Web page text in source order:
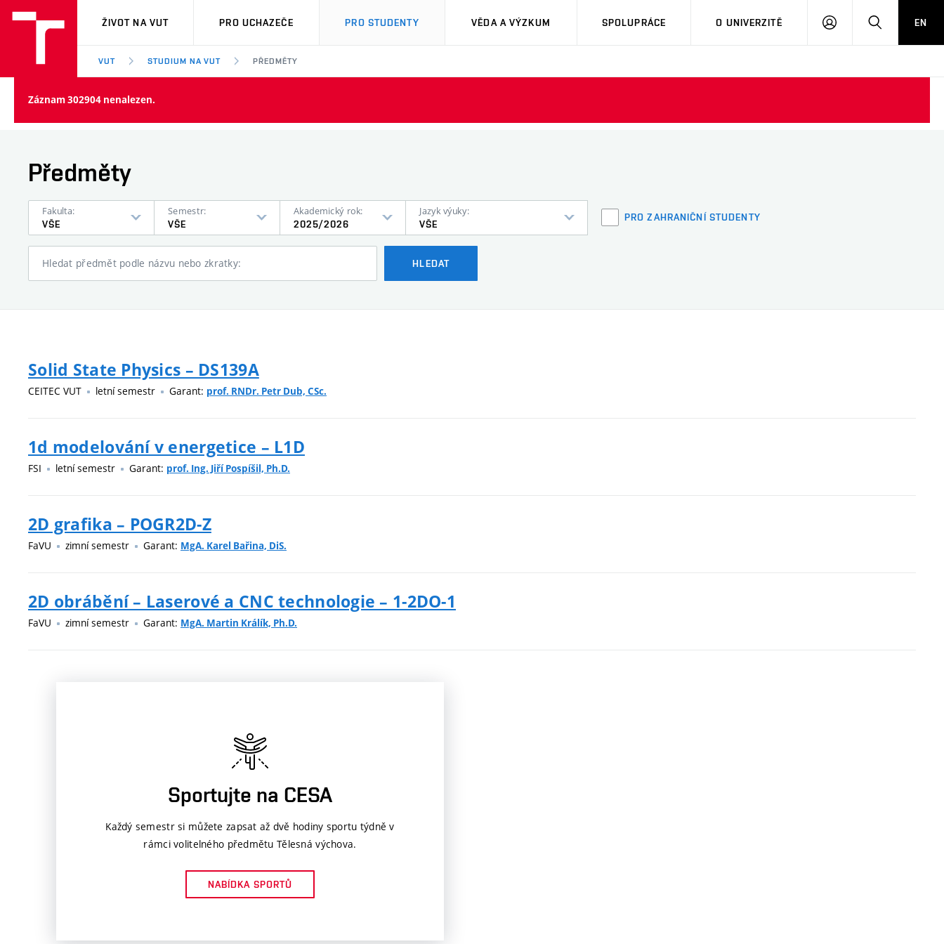
VUT
ŽIVOT NA VUT PRO UCHAZEČE PRO STUDENTY VĚDA A VÝZKUM SPOLUPRÁCE O UNIVERZITĚ
PŘIHLÁSIT HLEDATEN
VUT STUDIUM NA VUT PŘEDMĚTY
Záznam 302904 nenalezen.
Předměty
Fakulta:
VŠE
Semestr:
VŠE
Akademický rok:
2025/2026
Jazyk výuky:
VŠE
PRO ZAHRANIČNÍ STUDENTY
Hledat předmět podle názvu nebo zkratky: HLEDAT
Solid State Physics – DS139A
CEITEC VUT letní semestr Garant: prof. RNDr. Petr Dub, CSc.
1d modelování v energetice – L1D
FSI letní semestr Garant: prof. Ing. Jiří Pospíšil, Ph.D.
2D grafika – POGR2D-Z
FaVU zimní semestr Garant: MgA. Karel Bařina, DiS.
2D obrábění – Laserové a CNC technologie – 1-2DO-1
FaVU zimní semestr Garant: MgA. Martin Králík, Ph.D.
Sportujte na CESA
Každý semestr si můžete zapsat až dvě hodiny sportu týdně v
rámci volitelného předmětu Tělesná výchova.
NABÍDKA SPORTŮ